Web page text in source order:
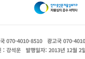
070-4010-8510
광고국 070-
: 강석운 발행일자: 2013년 12월 2